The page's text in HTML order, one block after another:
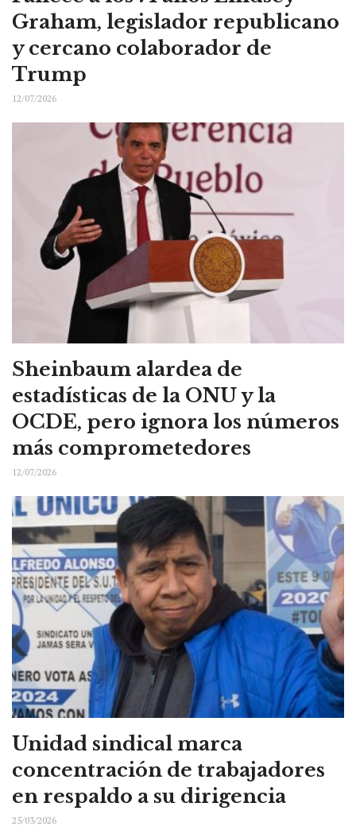
Graham, legislador republicano
y cercano colaborador de
Trump
12/07/2026
Sheinbaum alardea de
estadísticas de la ONU y la
OCDE, pero ignora los números
más comprometedores
12/07/2026
Unidad sindical marca
concentración de trabajadores
en respaldo a su dirigencia
25/03/2026